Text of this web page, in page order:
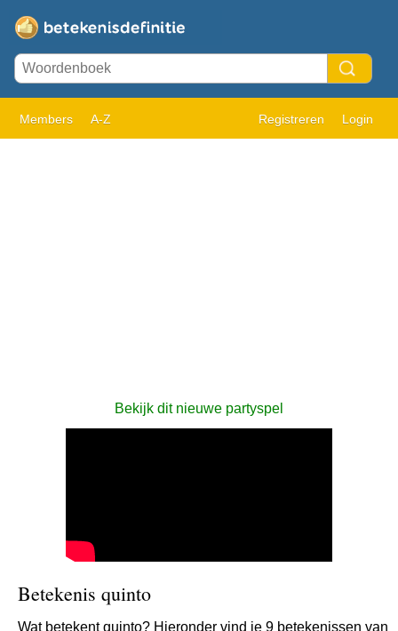
Members A-Z Registreren Login
Bekijk dit nieuwe partyspel
Betekenis quinto
Wat betekent quinto? Hieronder vind je 9 betekenissen van